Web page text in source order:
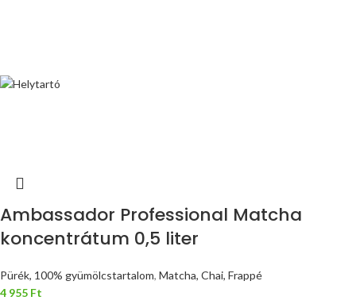
Ambassador Professional Matcha
koncentrátum 0,5 liter
Pürék, 100% gyümölcstartalom, Matcha, Chai, Frappé
4 955 Ft